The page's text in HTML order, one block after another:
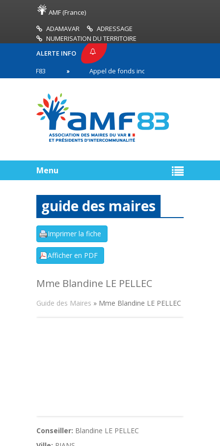
AMF (France)
ADAMAVAR
ADRESSAGE
NUMERISATION DU TERRITOIRE
ALERTE INFO
Appel de fonds incendies de forêt
première ligne
Menu
guide des maires
Mme Blandine LE PELLEC
Guide des Maires » Mme Blandine LE PELLEC
Conseiller: Blandine LE PELLEC